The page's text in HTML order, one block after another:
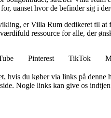
uanset hvor de befinder sig i
er Villa Rum dedikeret til
ressource for alle, der
Pinterest TikTok
hvis du køber via links på denne
Nogle links kan give os